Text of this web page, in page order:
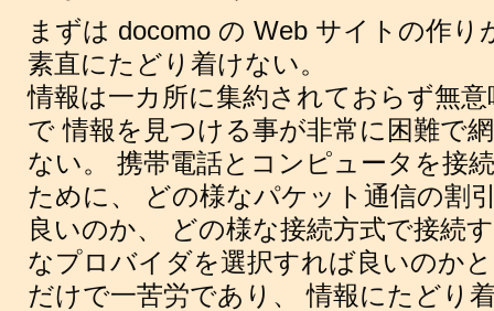
まずは docomo の Web サイトの作り
素直にたどり着けない。
情報は一カ所に集約されておらず無
で 情報を見つける事が非常に困難で
ない。 携帯電話とコンピュータを接
ために、 どの様なパケット通信の割
良いのか、 どの様な接続方式で接続
なプロバイダを選択すれば良いのか
だけで一苦労であり、 情報にたどり